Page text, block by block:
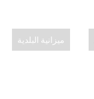
ميزانية البلدية